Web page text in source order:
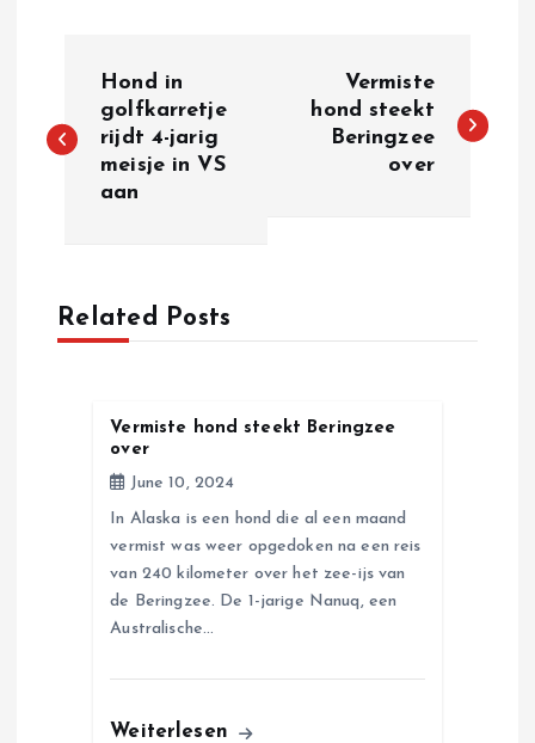
o
n
a
Hond in
golfkarretje
rijdt 4-jarig
meisje in VS
aan
Vermiste
hond steekt
Beringzee
over
Related Posts
Vermiste hond steekt Beringzee
over
June 10, 2024
In Alaska is een hond die al een maand
vermist was weer opgedoken na een reis
van 240 kilometer over het zee-ijs van
de Beringzee. De 1-jarige Nanuq, een
Australische…
Weiterlesen